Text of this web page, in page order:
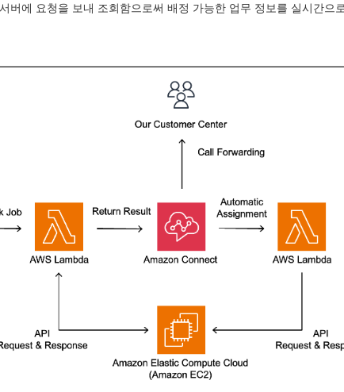
버에 요청을 보내 조회함으로써 배정 가능한 업무 정보를 실시간으